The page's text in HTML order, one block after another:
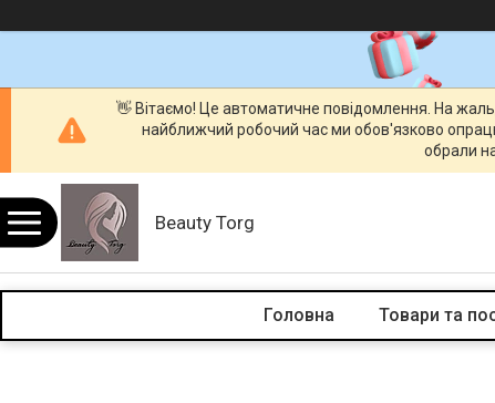
👋 Вітаємо! Це автоматичне повідомлення. На
найближчий робочий час ми обов'язково
обрали
Beauty Torg
Головна Товари та